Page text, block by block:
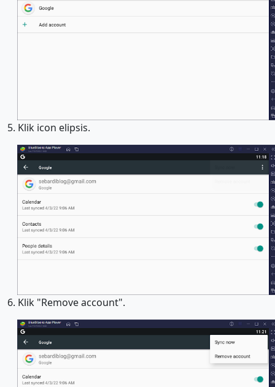
5. Klik icon elipsis.
6. Klik "Remove account".